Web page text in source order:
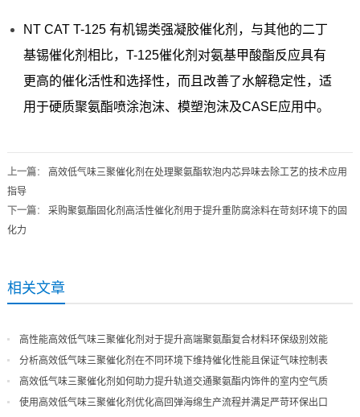
NT CAT T-125 有机锡类强凝胶催化剂，与其他的二丁
基锡催化剂相比，T-125催化剂对氨基甲酸酯反应具有
更高的催化活性和选择性，而且改善了水解稳定性，适
用于硬质聚氨酯喷涂泡沫、模塑泡沫及CASE应用中。
上一篇： 高效低气味三聚催化剂在处理聚氨酯软泡内芯异味去除工艺的技术应用
指导
下一篇： 采购聚氨酯固化剂高活性催化剂用于提升重防腐涂料在苛刻环境下的固
化力
相关文章
高性能高效低气味三聚催化剂对于提升高端聚氨酯复合材料环保级别效能
分析高效低气味三聚催化剂在不同环境下维持催化性能且保证气味控制表
现
高效低气味三聚催化剂如何助力提升轨道交通聚氨酯内饰件的室内空气质
量
使用高效低气味三聚催化剂优化高回弹海绵生产流程并满足严苛环保出口